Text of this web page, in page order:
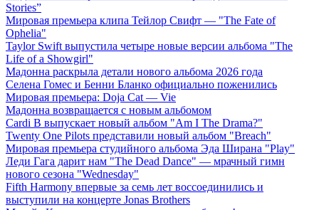
Stories”
Мировая премьера клипа Тейлор Свифт — "The Fate of
Ophelia"
Taylor Swift выпустила четыре новые версии альбома "The
Life of a Showgirl"
Мадонна раскрыла детали нового альбома 2026 года
Селена Гомес и Бенни Бланко официально поженились
Мировая премьера: Doja Cat — Vie
Мадонна возвращается с новым альбомом
Cardi B выпускает новый альбом "Am I The Drama?"
Twenty One Pilots представили новый альбом "Breach"
Мировая премьера студийного альбома Эда Ширана "Play"
Леди Гага дарит нам "The Dead Dance" — мрачный гимн
нового сезона "Wednesday"
Fifth Harmony впервые за семь лет воссоединились и
выступили на концерте Jonas Brothers